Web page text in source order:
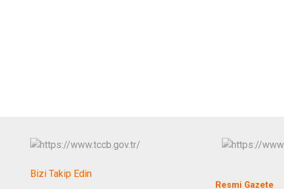
Bizi Takip Edin
Resmi Gazete